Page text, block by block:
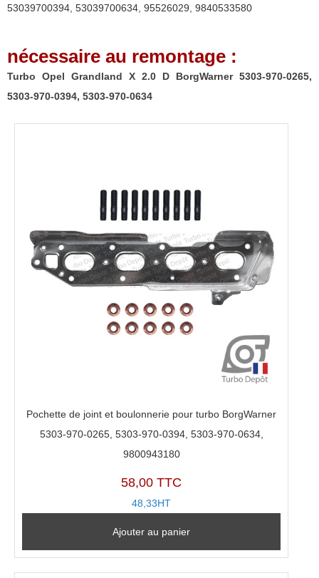
970-
0265,
5303-
53039700394 53039700634 95526029 9840533580
nécessaire au remontage :
Turbo Opel Grandland X 2.0 D BorgWarner 5303-970-0265,
5303-970-0394, 5303-970-0634
Pochette de joint et boulonnerie pour turbo BorgWarner
5303-970-0265, 5303-970-0394, 5303-970-0634,
9800943180
58,00 TTC
48,33HT
Ajouter au panier